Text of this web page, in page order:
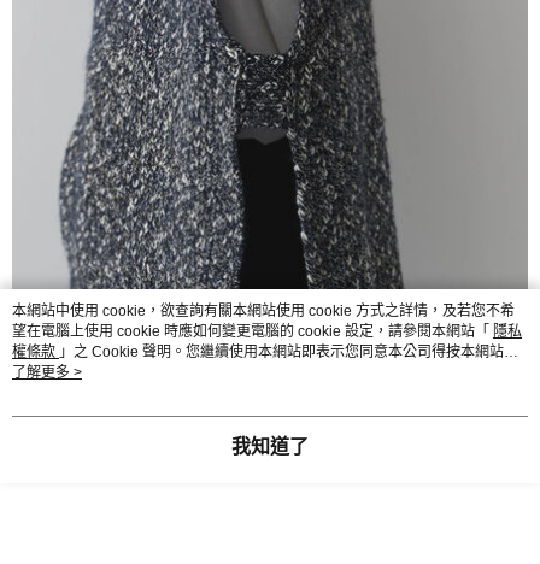
本網站中使用 cookie，欲查詢有關本網站使用 cookie 方式之詳情，及若您不希
望在電腦上使用 cookie 時應如何變更電腦的 cookie 設定，請參閱本網站「 隱私
權條款 」之 Cookie 聲明。您繼續使用本網站即表示您同意本公司得按本網站使
用條款之 Cookie 聲明使用 cookie。
了解更多 >
我知道了